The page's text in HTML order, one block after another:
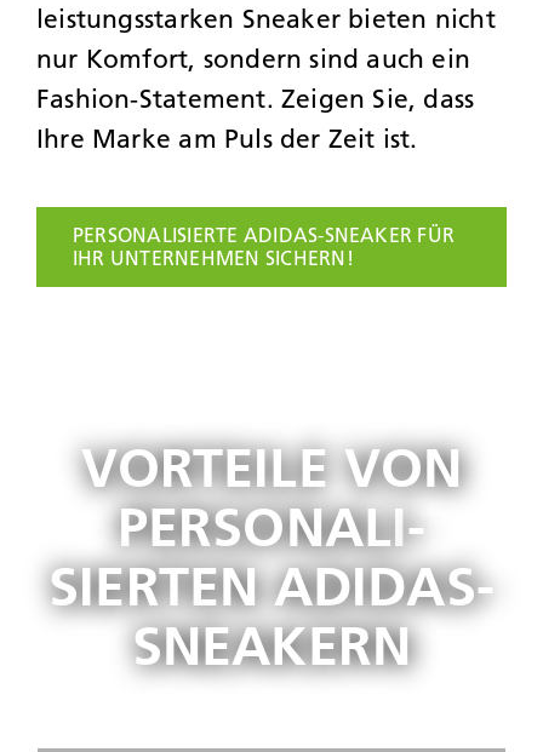
leistungsstarken Sneaker bieten nicht
nur Komfort, sondern sind auch ein
Fashion-Statement. Zeigen Sie, dass
Ihre Marke am Puls der Zeit ist.
PERSONALISIERTE ADIDAS-SNEAKER FÜR
IHR UNTERNEHMEN SICHERN!
VORTEILE VON
PERSO­NALI­
SIERTEN ADIDAS-
SNEAKERN